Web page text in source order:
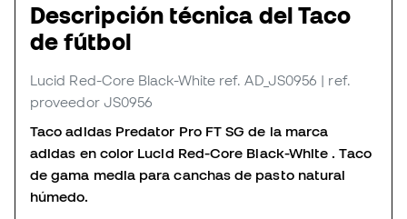
Descripción técnica del Taco
de fútbol
Lucid Red-Core Black-White ref. AD_JS0956 | ref.
proveedor JS0956
Taco adidas Predator Pro FT SG de la marca
adidas en color Lucid Red-Core Black-White . Taco
de gama media para canchas de pasto natural
húmedo.